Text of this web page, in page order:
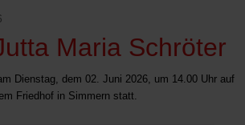
Maria Schröter
Dienstag, dem 02. Juni 2026, um 14.00 Uhr auf
Friedhof in Simmern statt.